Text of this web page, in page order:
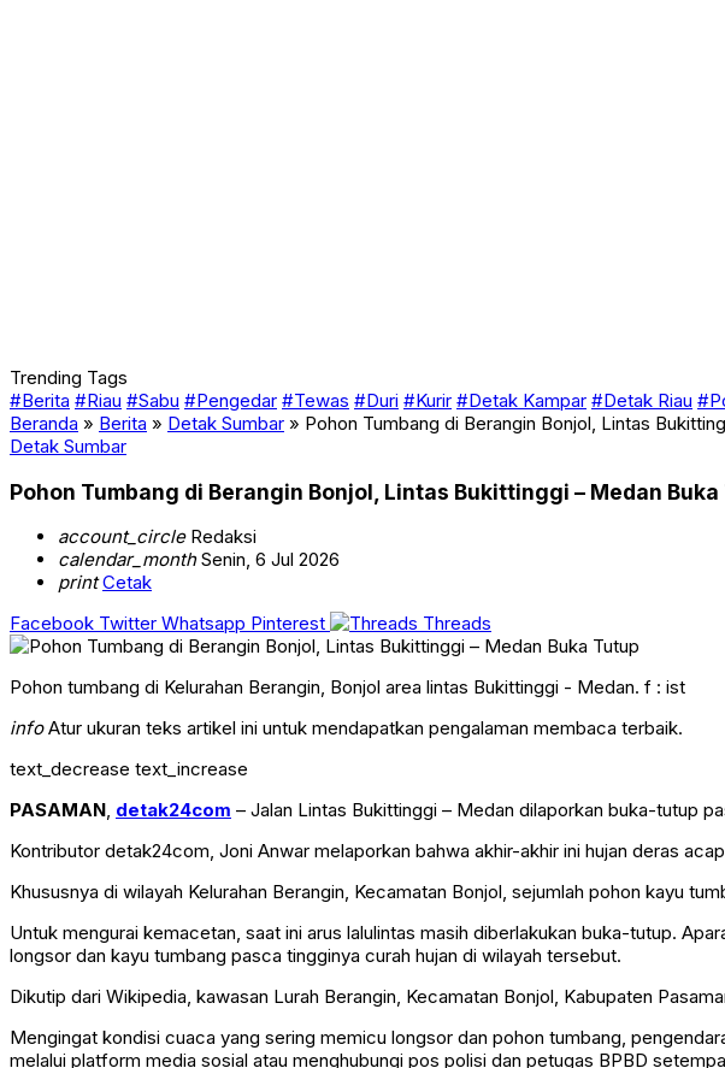
Trending Tags
#Berita #Riau #Sabu #Pengedar #Tewas #Duri #Kurir #Detak Kampar #Detak Riau
Beranda » Berita » Detak Sumbar » Pohon Tumbang di Berangin Bonjol, Lintas
Detak Sumbar
Pohon Tumbang di Berangin Bonjol, Lintas Bukittinggi – Medan Buka
account_circleRedaksi
calendar_monthSenin, 6 Jul 2026
print Cetak
Facebook Twitter Whatsapp Pinterest Threads
Pohon tumbang di Kelurahan Berangin, Bonjol area lintas Bukittinggi - Medan. f : ist
infoAtur ukuran teks artikel ini untuk mendapatkan pengalaman membaca terbaik.
text_decrease text_increase
PASAMAN, detak24com – Jalan Lintas Bukittinggi – Medan dilaporkan buka-tutup
Kontributor detak24com, Joni Anwar melaporkan bahwa akhir-akhir ini hujan deras
Khususnya di wilayah Kelurahan Berangin, Kecamatan Bonjol, sejumlah pohon kayu
Untuk mengurai kemacetan, saat ini arus lalulintas masih diberlakukan buka-tutup.
longsor dan kayu tumbang pasca tingginya curah hujan di wilayah tersebut.
Dikutip dari Wikipedia, kawasan Lurah Berangin, Kecamatan Bonjol, Kabupaten
Mengingat kondisi cuaca yang sering memicu longsor dan pohon tumbang,
melalui platform media sosial atau menghubungi pos polisi dan petugas BPBD